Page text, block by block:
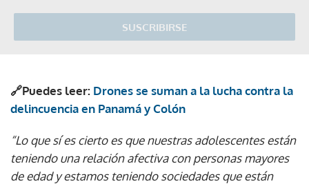
SUSCRIBIRSE
🔗Puedes leer: Drones se suman a la lucha contra la
delincuencia en Panamá y Colón
“Lo que sí es cierto es que nuestras adolescentes están
teniendo una relación afectiva con personas mayores
de edad y estamos teniendo sociedades que están